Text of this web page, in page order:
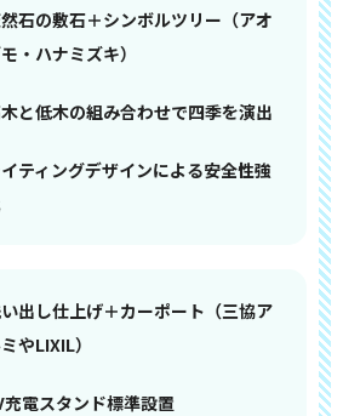
石の敷石＋シンボルツリー（アオ
・ハナミズキ）
と低木の組み合わせで四季を演出
ティングデザインによる安全性強
出し仕上げ＋カーポート（三協ア
やLIXIL）
充電スタンド標準設置